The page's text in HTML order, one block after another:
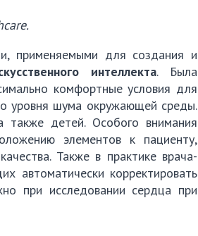
применяемыми для создания и
интеллекта. Была
комфортные условия для
уровня шума окружающей среды.
также детей. Особого внимания
элементов к пациенту,
Также в практике врача-
автоматически корректировать
при исследовании сердца при